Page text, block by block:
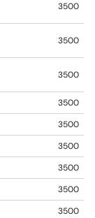
3500
3500
3500
3500
3500
3500
3500
3500
3500